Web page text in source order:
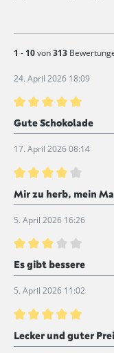
1 - 10von313
24. April 2026 18:09
Bewertung mit 5 von
Gute Schokolade
17. April 2026 08:14
Bewertung mit 4 von
Mir zu herb, mein
5. April 2026 16:26
Bewertung mit 3 von
Es gibt bessere
5. April 2026 11:02
Bewertung mit 5 von
Lecker und guter